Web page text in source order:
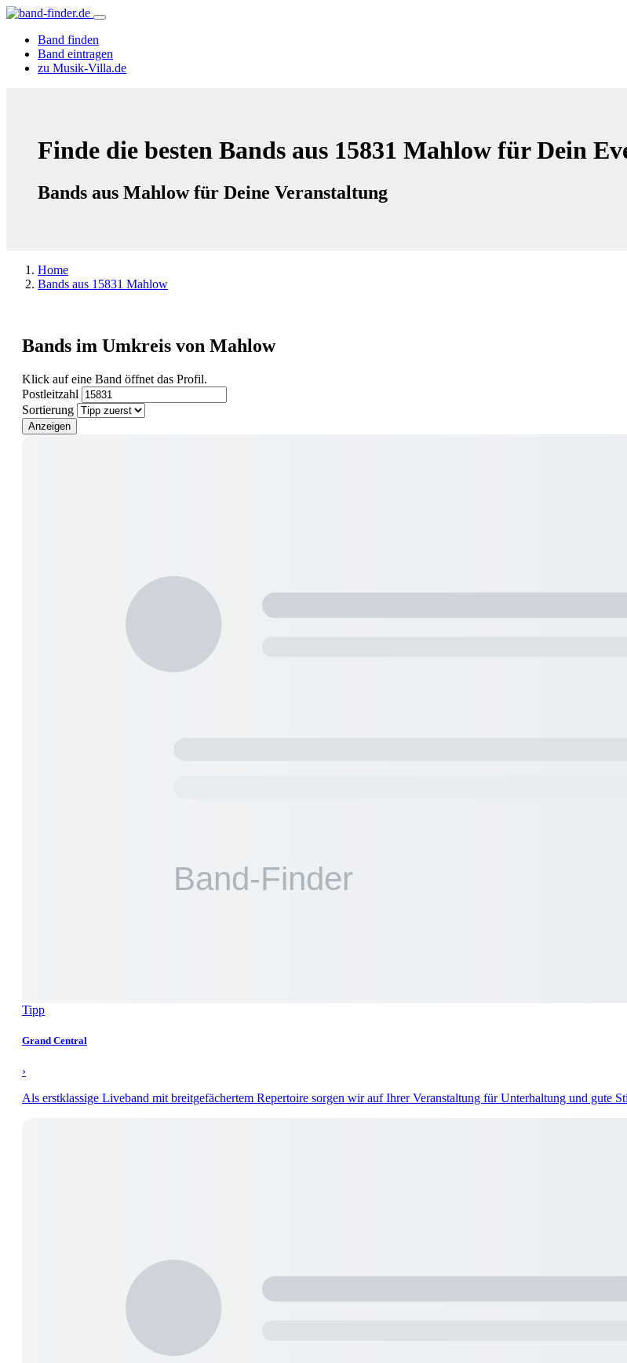
Band finden
Band eintragen
zu Musik-Villa.de
Finde die besten Bands aus 15831 Mahlow für Dein
Bands aus Mahlow für Deine Veranstaltung
Home
Bands aus 15831 Mahlow
Bands im Umkreis von Mahlow
Klick auf eine Band öffnet das Profil.
Postleitzahl
Sortierung
Anzeigen
Tipp
Grand Central
›
Als erstklassige Liveband mit breitgefächertem Repertoire sorgen wir auf Ihrer Veranstaltung für Unterhaltung und gute